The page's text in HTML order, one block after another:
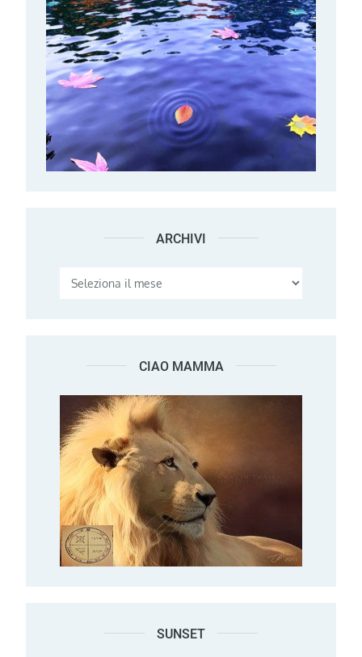
ARCHIVI Archivi
CIAO MAMMA
SUNSET